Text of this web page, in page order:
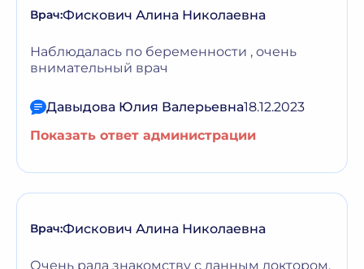
Врач:Фискович Алина Николаевна
Наблюдалась по беременности , очень
внимательный врач
Давыдова Юлия Валерьевна18.12.2023
Показать ответ администрации
Врач:Фискович Алина Николаевна
Очень рада знакомству с данным доктором.